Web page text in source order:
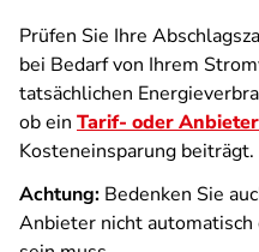
Prüfen Sie Ihre
bei Bedarf von Ihrem
tatsächlichen
ob ein Tarif- oder
Kosteneinsparung beiträgt.
Achtung: Bedenken Sie
Anbieter nicht